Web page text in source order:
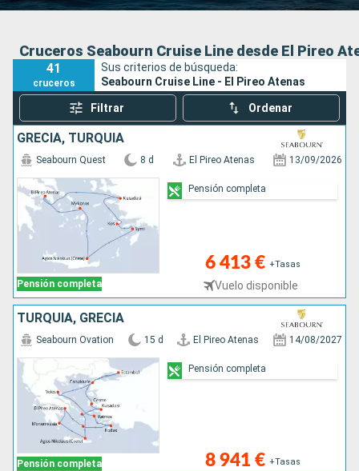
Cruceros Seabourn Cruise Line desde El Pireo
41
cruceros
Sus criterios de búsqueda:
Seabourn Cruise Line - El Pireo Atenas
Filtrar Ordenar
GRECIA, TURQUÍA
Pensión completa
Seabourn Quest 8 d El Pireo Atenas 13/09/2026
6 413 € +Tasas
Vuelo disponible
Pensión completa
TURQUÍA, GRECIA
Pensión completa
Seabourn Ovation 15 d El Pireo Atenas 14/08/2027
8 941 € +Tasas
Pensión completa